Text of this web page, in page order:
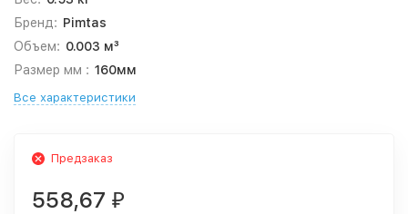
Бренд: Pimtas
Объем: 0.003 м³
Размер мм : 160мм
Все характеристики
Предзаказ
558,67 ₽